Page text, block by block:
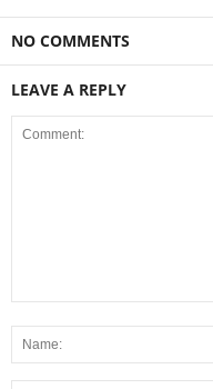
NO COMMENTS
LEAVE A REPLY